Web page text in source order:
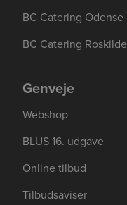
BC Catering Odense
BC Catering Roskilde
Genveje
Webshop
BLUS 16. udgave
Online tilbud
Tilbudsaviser